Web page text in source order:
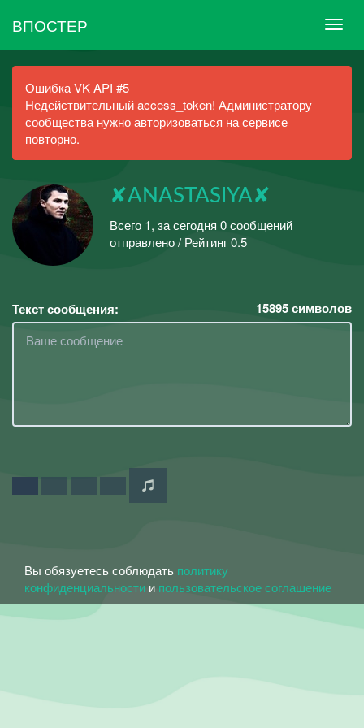
ВПОСТЕР
Ошибка VK API #5
Недействительный access_token! Администратору
сообщества нужно авторизоваться на сервисе
повторно.
✘ANASTASIYA✘
Всего 1, за сегодня 0 сообщений
отправлено / Рейтинг 0.5
Текст сообщения: 15895символов
Вы обязуетесь соблюдать политику
конфиденциальности и пользовательское соглашение